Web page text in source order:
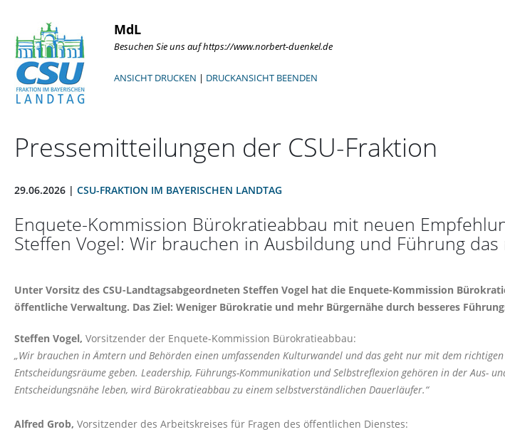
MdL
Besuchen Sie uns auf https://www.norbert-duenkel.de
ANSICHT DRUCKEN | DRUCKANSICHT BEENDEN
Pressemitteilungen der CSU-Fraktion
29.06.2026 | CSU-FRAKTION IM BAYERISCHEN LANDTAG
Enquete-Kommission Bürokratieabbau mit neuen
Steffen Vogel: Wir brauchen in Ausbildung und Führung
Unter Vorsitz des CSU-Landtagsabgeordneten Steffen Vogel hat die Enquete-Kommission
öffentliche Verwaltung. Das Ziel: Weniger Bürokratie und mehr Bürgernähe durch besseres
Steffen Vogel, Vorsitzender der Enquete-Kommission Bürokratieabbau:
Wir brauchen in Ämtern und Behörden einen umfassenden Kulturwandel und das geht nur mit dem
Entscheidungsräume geben. Leadership, Führungs-Kommunikation und Selbstreflexion gehören in der
Entscheidungsnähe leben, wird Bürokratieabbau zu einem selbstverständlichen Dauerläufer.“
Alfred Grob, Vorsitzender des Arbeitskreises für Fragen des öffentlichen Dienstes: